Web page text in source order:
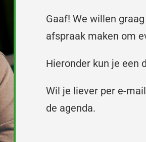
Gaaf! We willen
afspraak maken om
Hieronder kun je een
Wil je liever per e-
de agenda.